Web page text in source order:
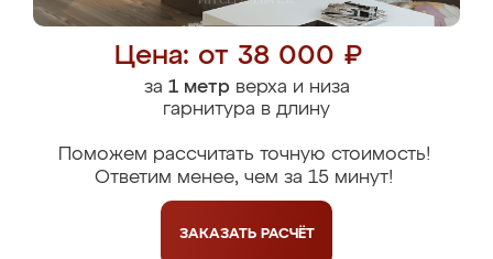
Цена: от 38 000 ₽
за 1 метрверха и низа
гарнитура в длину
Поможем рассчитать точную стоимость!
Ответим менее, чем за 15 минут!
ЗАКАЗАТЬ РАСЧЁТ